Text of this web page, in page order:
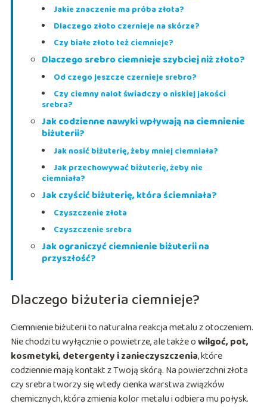
Jakie znaczenie ma próba złota?
Dlaczego złoto czernieje na skórze?
Czy białe złoto też ciemnieje?
Dlaczego srebro ciemnieje szybciej niż złoto?
Od czego jeszcze czernieje srebro?
Czy ciemny nalot świadczy o niskiej jakości
srebra?
Jak codzienne nawyki wpływają na ciemnienie
biżuterii?
Jak nosić biżuterię, żeby mniej ciemniała?
Jak przechowywać biżuterię, żeby nie
ciemniała?
Jak czyścić biżuterię, która ściemniała?
Czyszczenie złota
Czyszczenie srebra
Jak ograniczyć ciemnienie biżuterii na
przyszłość?
Dlaczego biżuteria ciemnieje?
Ciemnienie biżuterii to naturalna reakcja metalu z otoczeniem.
Nie chodzi tu wyłącznie o powietrze, ale także owilgoć, pot,
kosmetyki, detergenty i zanieczyszczenia, które
codziennie mają kontakt z Twoją skórą. Na powierzchni złota
czy srebra tworzy się wtedy cienka warstwa związków
chemicznych, która zmienia kolor metalu i odbiera mu połysk.